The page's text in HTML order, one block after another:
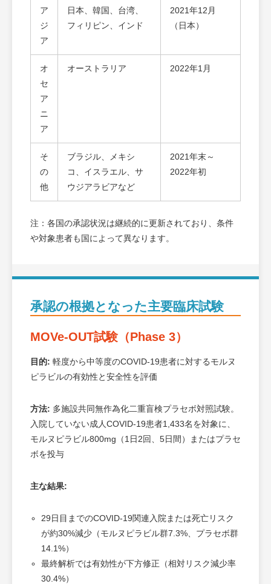
ア
ジ
ア
日本、韓国、台湾、
フィリピン、インド
2021年12月
（日本）
オ
セ
ア
ニ
ア
オーストラリア 2022年1月
そ
の
他
ブラジル、メキシ
コ、イスラエル、サ
ウジアラビアなど
2021年末～
2022年初
注：各国の承認状況は継続的に更新されており、条件
や対象患者も国によって異なります。
承認の根拠となった主要臨床試験
MOVe-OUT試験（Phase 3）
目的: 軽度から中等度のCOVID-19患者に対するモルヌ
ピラビルの有効性と安全性を評価
方法: 多施設共同無作為化二重盲検プラセボ対照試験。
入院していない成人COVID-19患者1,433名を対象に、
モルヌピラビル800mg（1日2回、5日間）またはプラセ
ボを投与
主な結果:
29日目までのCOVID-19関連入院または死亡リスク
が約30%減少（モルヌピラビル群7.3%、プラセボ群
14.1%）
最終解析では有効性が下方修正（相対リスク減少率
30.4%）